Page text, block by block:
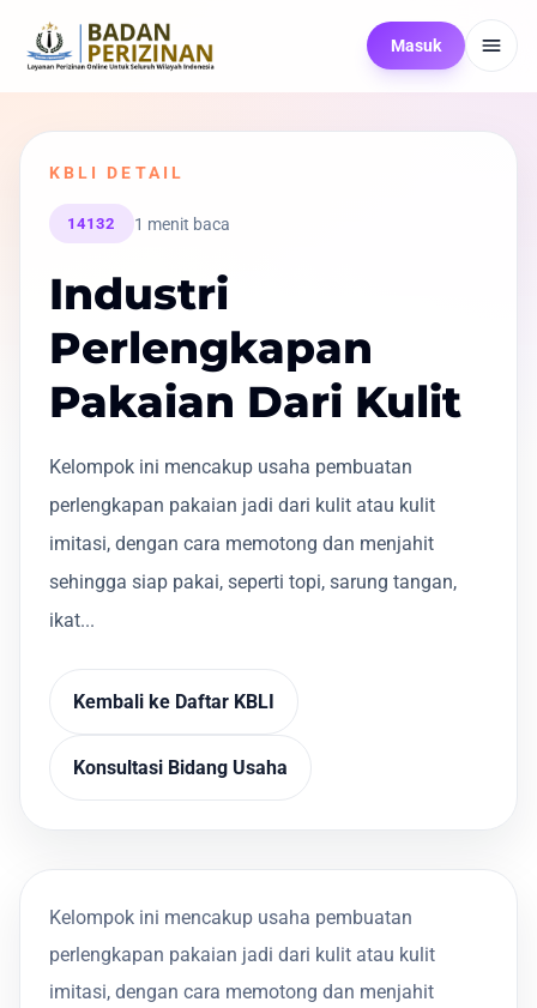
Masuk
KBLI DETAIL
14132 1 menit baca
Industri
Perlengkapan
Pakaian Dari Kulit
Kelompok ini mencakup usaha pembuatan
perlengkapan pakaian jadi dari kulit atau kulit
imitasi, dengan cara memotong dan menjahit
sehingga siap pakai, seperti topi, sarung tangan,
ikat...
Kembali ke Daftar KBLI
Konsultasi Bidang Usaha
Kelompok ini mencakup usaha pembuatan
perlengkapan pakaian jadi dari kulit atau kulit
imitasi, dengan cara memotong dan menjahit